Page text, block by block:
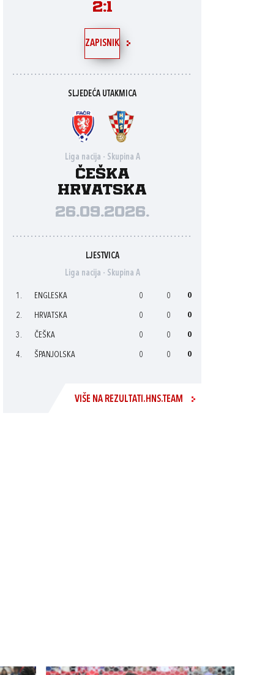
2:1
ZAPISNIK
SLJEDEĆA UTAKMICA
Liga nacija - Skupina A
Češka
Hrvatska
26.09.2026.
LJESTVICA
Liga nacija - Skupina A
1. ENGLESKA 0 0 0
2. HRVATSKA 0 0 0
3. ČEŠKA 0 0 0
4. ŠPANJOLSKA 0 0 0
VIŠE NA REZULTATI.HNS.TEAM